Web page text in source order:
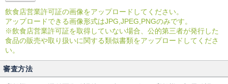
飲食店営業許可証の画像をアップロードしてください。
アップロードできる画像形式はJPG,JPEG,PNGのみです。
※飲食店営業許可証を取得していない場合、公的第三者が発行した
食品の販売や取り扱いに関する類似書類をアップロードしてくださ
い。
審査方法